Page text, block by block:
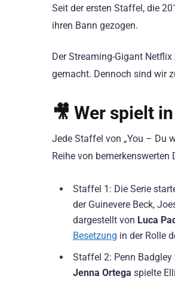
Seit der ersten Staffel, die
ihren Bann gezogen.
Der Streaming-Gigant
gemacht. Dennoch sind wir
🎥 Wer spielt
Jede Staffel von „You – Du
Reihe von
Staffel 1: Die Serie
der Guinevere Beck,
dargestellt von Luca
Besetzung in der Rolle
Staffel 2: Penn
Jenna Ortega spielte